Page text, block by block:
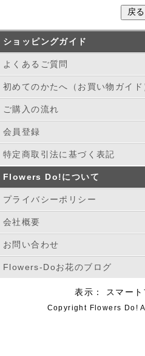
ショッピングガイド
よくあるご質問
初めてのかたへ（お買い物ガイド
ご購入の流れ
会員登録
特定商取引法に基づく表記
Flowers Do!について
プライバシーポリシー
会社概要
お問い合わせ
Flowers-Doお花のブログ
表示： スマー
Copyright Flowers Do!